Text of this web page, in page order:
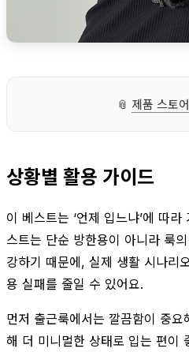
📎 제품 스토
상황별 활용 가이드
이 베스트는 ‘언제 입느냐’에 따
스트는 단순 방한용이 아니라 룩
강하기 때문에, 실제 생활 시나리
용 실패를 줄일 수 있어요.
먼저 출근룩에서는 깔끔함이 중
해 더 미니멀한 상태로 입는 편이